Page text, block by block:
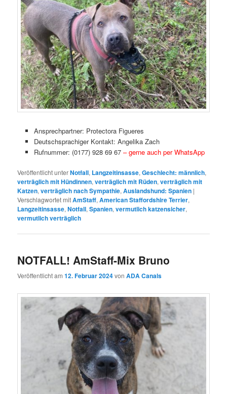
Ansprechpartner: Protectora Figueres
Deutschsprachiger Kontakt: Angelika Zach
Rufnummer: (0177) 928 69 67 – gerne auch per WhatsApp
Veröffentlicht unterNotfall, Langzeitinsasse,Geschlecht: männlich,
verträglich mit Hündinnen,verträglich mit Rüden,verträglich mit
Katzen,verträglich nach Sympathie,Auslandshund: Spanien |
Verschlagwortet mitAmStaff,American Staffordshire Terrier,
Langzeitinsasse,Notfall,Spanien,vermutlich katzensicher,
vermutlich verträglich
NOTFALL! AmStaff-Mix Bruno
Veröffentlicht am12. Februar 2024vonADA Canals